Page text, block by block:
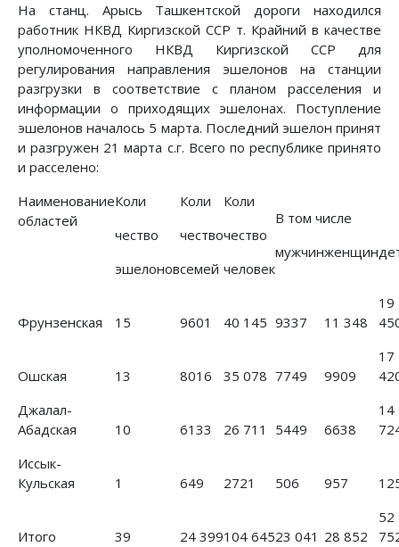
На станц. Арысь Ташкентской дороги находился
работник НКВД Киргизской ССР т. Крайний в качестве
уполномоченного НКВД Киргизской ССР для
регулирования направления эшелонов на станции
разгрузки в соответствие с планом расселения и
информации о приходящих эшелонах. Поступление
эшелонов началось 5 марта. Последний эшелон принят
и разгружен 21 марта с.г. Всего по республике принято
и расселено:
Наименование
областей
Коли
чество
эшелонов
Коли
чество
семей
Коли
чество
человек
В том числе
мужчинженщин
Фрунзенская 15 9601 40 145 9337 11 348
19
Ошская 13 8016 35 078 7749 9909
17
Джалал-
Абадская
10 6133 26 711 5449 6638
14
Иссык-
Кульская
1 649 2721 506 957
Итого 39 24 399104 64523 041 28 852
52